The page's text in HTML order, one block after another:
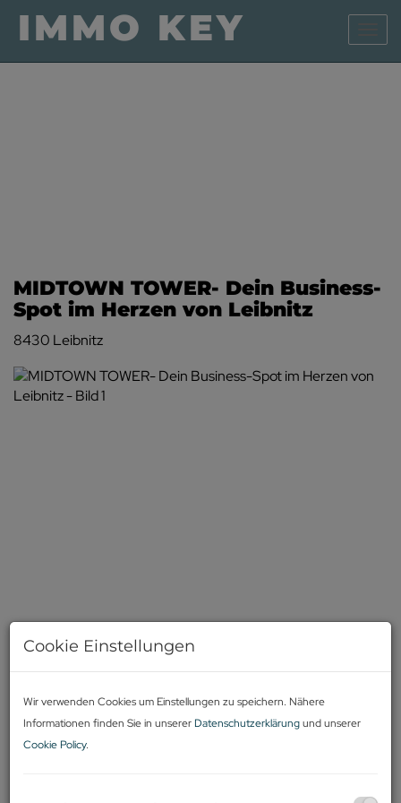
MIDTOWN TOWER- Dein Business-
Spot im Herzen von Leibnitz
8430 Leibnitz
Cookie Einstellungen
Wir verwenden Cookies um Einstellungen zu speichern. Nähere
Informationen finden Sie in unserer Datenschutzerklärungund unserer
Cookie Policy.